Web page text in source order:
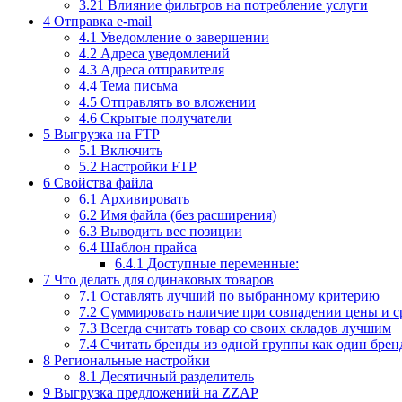
3.21 Влияние фильтров на потребление услуги
4 Отправка e-mail
4.1 Уведомление о завершении
4.2 Адреса уведомлений
4.3 Адреса отправителя
4.4 Тема письма
4.5 Отправлять во вложении
4.6 Скрытые получатели
5 Выгрузка на FTP
5.1 Включить
5.2 Настройки FTP
6 Свойства файла
6.1 Архивировать
6.2 Имя файла (без расширения)
6.3 Выводить вес позиции
6.4 Шаблон прайса
6.4.1 Доступные переменные:
7 Что делать для одинаковых товаров
7.1 Оставлять лучший по выбранному критерию
7.2 Суммировать наличие при совпадении цены и
7.3 Всегда считать товар со своих складов лучшим
7.4 Считать бренды из одной группы как один
8 Региональные настройки
8.1 Десятичный разделитель
9 Выгрузка предложений на ZZAP